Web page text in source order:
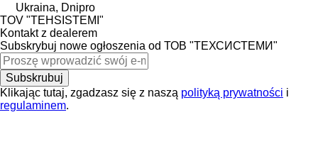
Ukraina, Dnipro
TOV "TEHSISTEMI"
Kontakt z dealerem
Subskrybuj nowe ogłoszenia od ТОВ "ТЕХСИСТЕМИ"
Subskrubuj
Klikając tutaj, zgadzasz się z naszą polityką prywatności i
regulaminem.